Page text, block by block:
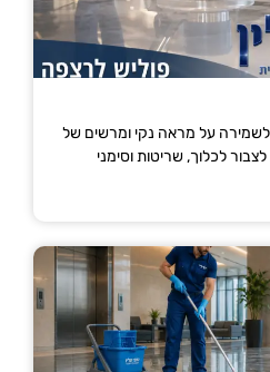
לשמירה על מראה נקי ומרשים של
לכלוך, שריטות וסימני